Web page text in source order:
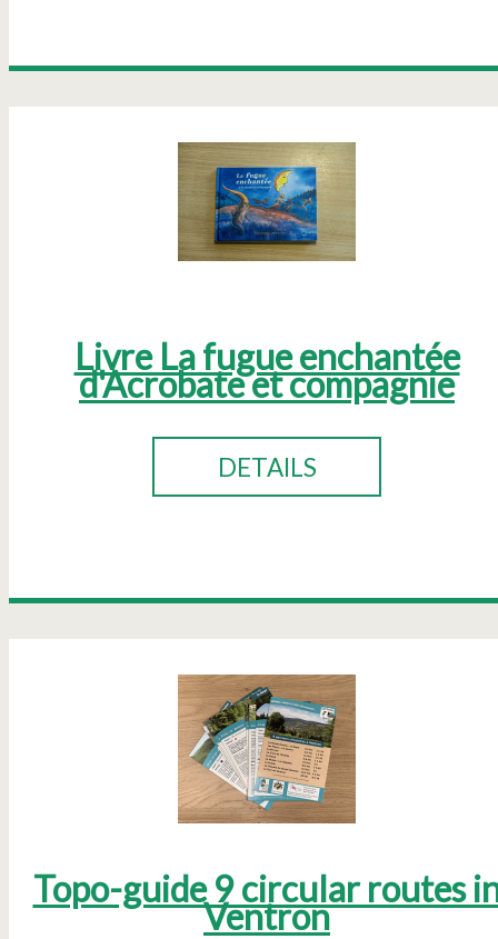
Livre La fugue enchantée
d'Acrobate et compagnie
DETAILS
Topo-guide 9 circular routes
Ventron